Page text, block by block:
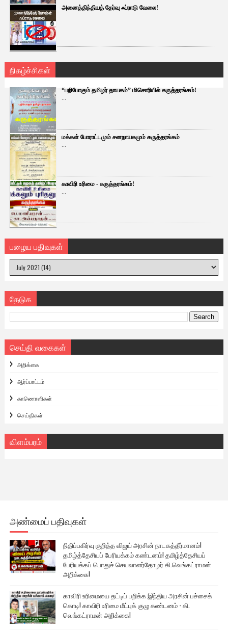
அனைத்திந்தியத் தேர்வு ஃப்ராடு வேலை!
நிகழ்ச்சிகள்
“பறிபோகும் தமிழர் தாயகம்” மிசொரியில் கருத்தரங்கம்!
...
மக்கள் போராட்டமும் சனநாயகமும் கருத்தரங்கம்
...
காவிரி உரிமை - கருத்தரங்கம்!
...
பழைய பதிவுகள்
தேடுக
செய்தி வகைகள்
அறிக்கை
ஆர்ப்பாட்டம்
காணொளிகள்
செய்திகள்
விளம்பரம்
அண்மைப் பதிவுகள்
நிதிப்பகிர்வு குறித்த விஜய் அரசின் நாடகத்தீர்மானம்!
தமிழ்த்தேசியப் பேரியக்கம் கண்டனம்! தமிழ்த்தேசியப்
பேரியக்கப் பொதுச் செயலாளர்தோழர் கி.வெங்கட்ராமன்
அறிக்கை!
காவிரி உரிமையை தட்டிப் பறிக்க இந்திய அரசின் பச்சைக்
கொடி! காவிரி உரிமை மீட்புக் குழு கண்டனம் - கி.
வெங்கட்ராமன் அறிக்கை!